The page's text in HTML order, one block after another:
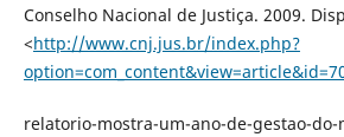
Conselho Nacional de Justiça. 2009.
<http://www.cnj.jus.br/index.php?
relatorio-mostra-um-ano-de-gestao-